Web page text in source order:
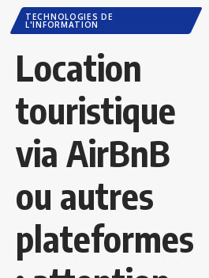
TECHNOLOGIES DE
L'INFORMATION
Location
touristique
via AirBnB
ou autres
plateformes